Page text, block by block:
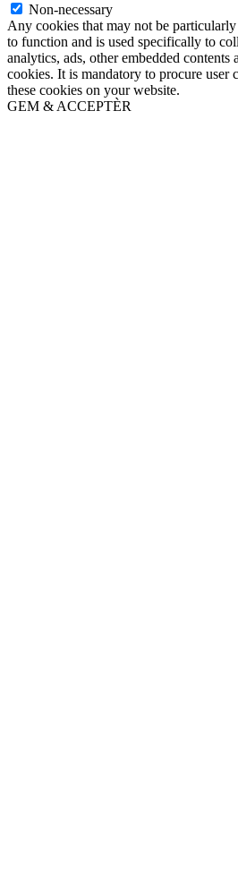
Non-necessary
Any cookies that may not be
to function and is used specifically to
analytics, ads, other embedded contents
cookies. It is mandatory to procure user
these cookies on your website.
GEM & ACCEPTÈR